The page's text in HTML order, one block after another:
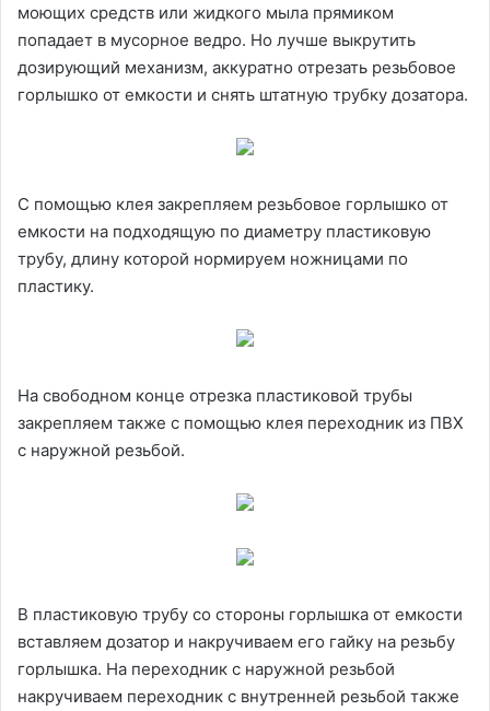
моющих средств или жидкого мыла прямиком
попадает в мусорное ведро. Но лучше выкрутить
дозирующий механизм, аккуратно отрезать резьбовое
горлышко от емкости и снять штатную трубку дозатора.
С помощью клея закрепляем резьбовое горлышко от
емкости на подходящую по диаметру пластиковую
трубу, длину которой нормируем ножницами по
пластику.
На свободном конце отрезка пластиковой трубы
закрепляем также с помощью клея переходник из ПВХ
с наружной резьбой.
В пластиковую трубу со стороны горлышка от емкости
вставляем дозатор и накручиваем его гайку на резьбу
горлышка. На переходник с наружной резьбой
накручиваем переходник с внутренней резьбой также